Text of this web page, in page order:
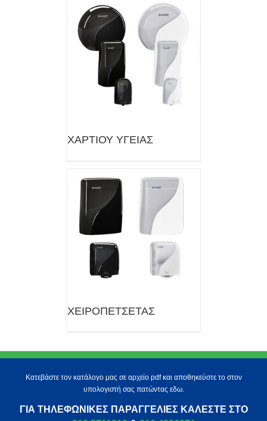
ΧΑΡΤΙΟΥ ΥΓΕΙΑΣ
ΧΕΙΡΟΠΕΤΣΕΤΑΣ
Κατεβάστε τον κατάλογο μας σε αρχείο pdf και αποθηκεύστε το στον
υπολογιστή σας πατώντας εδω.
ΓΙΑ ΤΗΛΕΦΩΝΙΚΈΣ ΠΑΡΑΓΓΕΛΊΕΣ ΚΑΛΈΣΤΕ ΣΤΟ